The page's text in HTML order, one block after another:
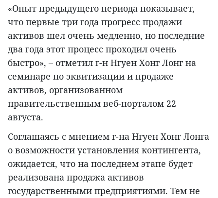
«Опыт предыдущего периода показывает,
что первые три года прогресс продажи
активов шел очень медленно, но последние
два года этот процесс проходил очень
быстро», – отметил г-н Нгуен Хонг Лонг на
семинаре по эквитизации и продаже
активов, организованном
правительственным веб-порталом 22
августа.
Соглашаясь с мнением г-на Нгуен Хонг Лонга
о возможности установления контингента,
ожидается, что на последнем этапе будет
реализована продажа активов
государственными предприятиями. Тем не